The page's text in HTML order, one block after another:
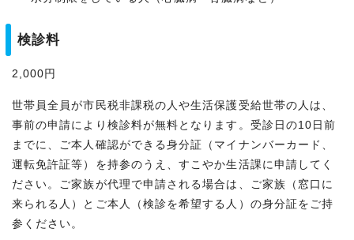
検診料
2,000円
世帯員全員が市民税非課税の人や生活保護受給世帯の人は、
事前の申請により検診料が無料となります。受診日の10日前
までに、ご本人確認ができる身分証（マイナンバーカード、
運転免許証等）を持参のうえ、すこやか生活課に申請してく
ださい。ご家族が代理で申請される場合は、ご家族（窓口に
来られる人）とご本人（検診を希望する人）の身分証をご持
参ください。